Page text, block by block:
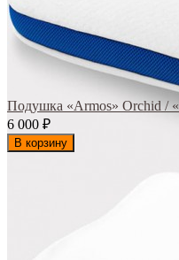
Подушка «Armos» Orchid /
6 000 ₽
В корзину